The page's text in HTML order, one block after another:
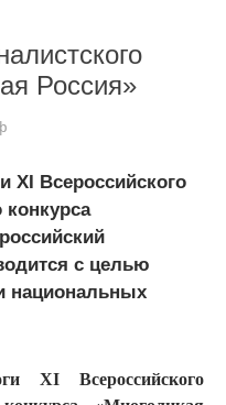
Россия»
XI Всероссийского
конкурса
с целью
национальных
XI Всероссийского